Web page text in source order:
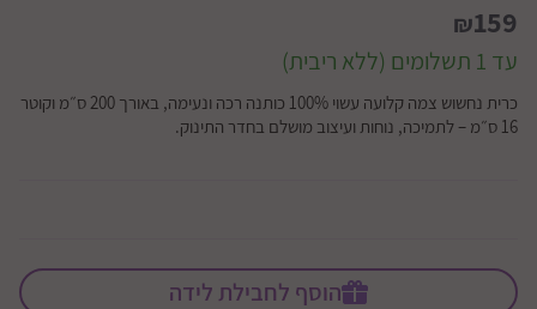
₪159
עד 1 תשלומים (ללא ריבית)
כרית נחשוש צמה קלועה עשוי 100% כותנה רכה ונעימה, באורך 200 ס״מ וקוטר
16 ס״מ – לתמיכה, נוחות ועיצוב מושלם בחדר התינוק.
הוסף לחבילת לידה